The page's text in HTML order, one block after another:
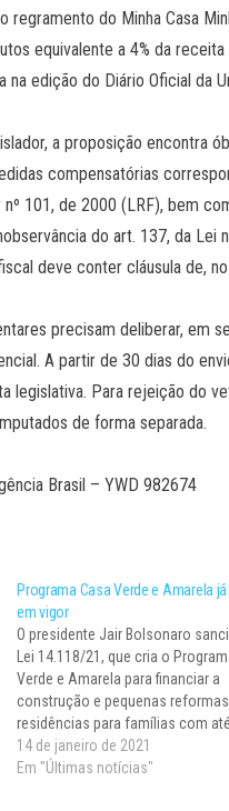
regramento do Minha Casa
equivalente a 4% da
na edição do Diário Oficial da
a proposição encontra
compensatórias
101, de 2000 (LRF), bem
do art. 137, da Lei
deve conter cláusula de,
precisam deliberar, em
A partir de 30 dias do
legislativa. Para rejeição do
de forma separada.
Brasil – YWD 982674
Programa Casa Verde e Amarela
em vigor
O presidente Jair Bolsonaro
Lei 14.118/21, que cria o
Verde e Amarela para financiar a
construção e pequenas
residências para famílias com
mil de renda mensal na área
com até R$ 84 mil de renda ao
14 de janeiro de 2021
Em "Últimas notícias"